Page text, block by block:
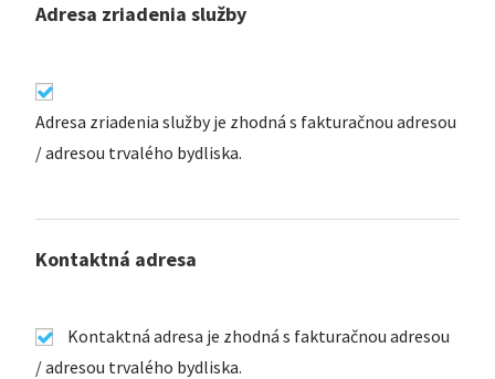
Adresa zriadenia služby
Adresa zriadenia služby je zhodná s fakturačnou adresou
/ adresou trvalého bydliska.
Kontaktná adresa
Kontaktná adresa je zhodná s fakturačnou adresou
/ adresou trvalého bydliska.